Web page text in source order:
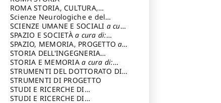
ROMA STORIA, CULTURA,
IMMAGINEa cura di: Fagiolo
Marcello
Scienze Neurologiche e del
Comportamento
SCIENZE UMANE E SOCIALI a cura
di: Iannizzi Salvatore
SPAZIO E SOCIETÀa cura di:
Cassetti Roberto
SPAZIO, MEMORIA, PROGETTOa
cura di: Rossi Massimo
STORIA DELL'INGEGNERIA
STRUTTURALE IN ITALIAa cura di:
Poretti Sergio
STORIA E MEMORIAa cura di:
Rossi Lauro
STRUMENTI DEL DOTTORATO DI
RICERCA IN RILIEVO E
RAPPRESENTAZIONE
DELL’ARCHITETTURA E
STRUMENTI DI PROGETTO
STUDI E RICERCHE DI
ARCHEOLOGIA IN SICILIA
STUDI E RICERCHE DI